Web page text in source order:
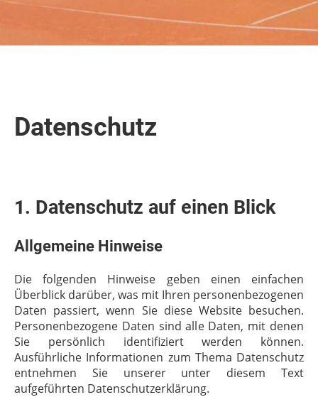
Datenschutz
1. Datenschutz auf einen Blick
Allgemeine Hinweise
Die folgenden Hinweise geben einen einfachen
Überblick darüber, was mit Ihren personenbezogenen
Daten passiert, wenn Sie diese Website besuchen.
Personenbezogene Daten sind alle Daten, mit denen
Sie persönlich identifiziert werden können.
Ausführliche Informationen zum Thema Datenschutz
entnehmen Sie unserer unter diesem Text
aufgeführten Datenschutzerklärung.